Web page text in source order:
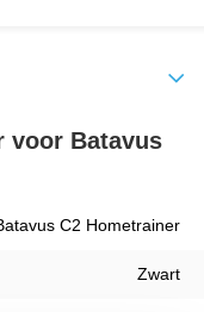
voor Batavus
C2 Hometrainer
Zwart